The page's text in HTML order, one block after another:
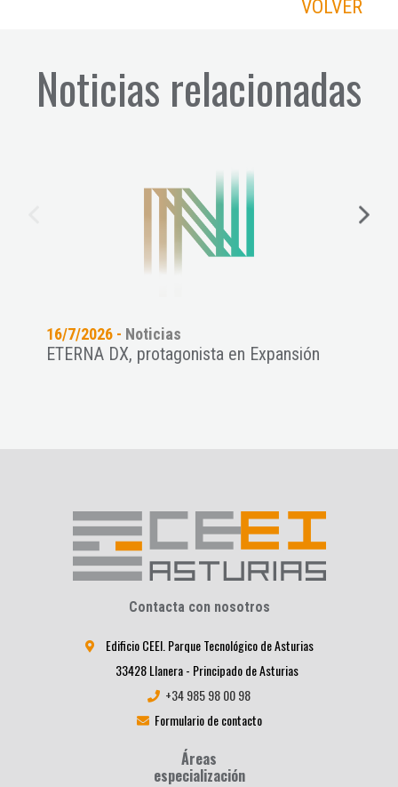
VOLVER
Noticias relacionadas
16/7/2026 - Noticias
ETERNA DX, protagonista en Expansión
Contacta con nosotros
Edificio CEEI. Parque Tecnológico de Asturias
33428 Llanera - Principado de Asturias
+34 985 98 00 98
Formulario de contacto
Áreas
especialización